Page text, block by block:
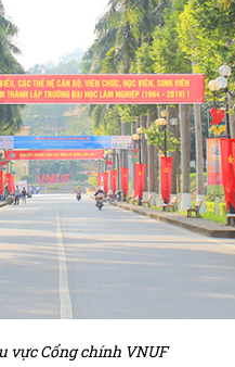
vực Cổng chính VNUF